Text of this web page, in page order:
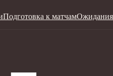
Подготовка к матчам